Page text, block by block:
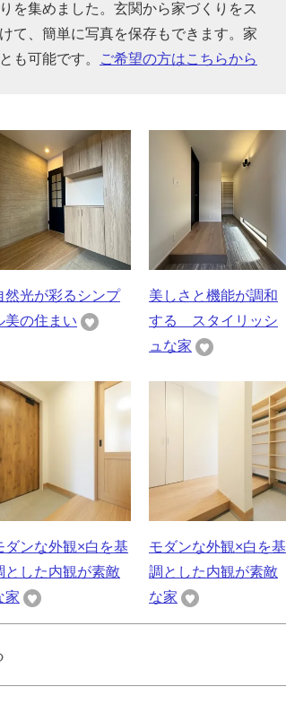
を集めました。玄関から家づくりをス
て、簡単に写真を保存もできます。家
も可能です。
ご希望の方はこちらから
然光が彩るシンプ
美の住まい
美しさと機能が調和
する スタイリッシ
ュな家
ダンな外観×白を基
とした内観が素敵
家
モダンな外観×白を基
調とした内観が素敵
な家